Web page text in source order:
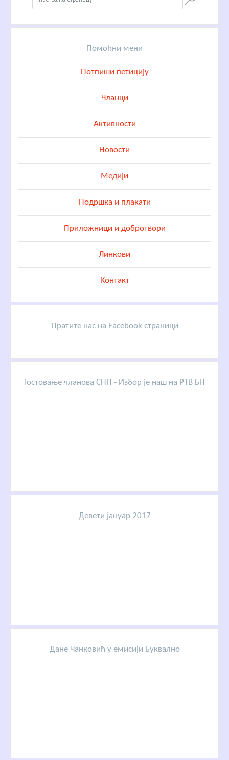
Помоћни мени
Потпиши петицију
Чланци
Активности
Новости
Медији
Подршка и плакати
Приложници и добротвори
Линкови
Контакт
Пратите нас на Facebook страници
Гостовање чланова СНП - Избор је наш на РТВ БН
Девети јануар 2017
Дане Чанковић у емисији Буквално